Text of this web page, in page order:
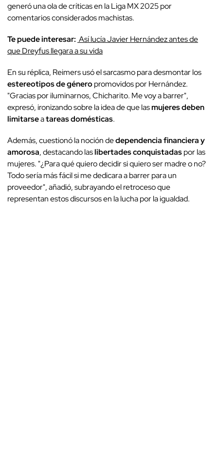
generó una ola de críticas en la Liga MX 2025 por
comentarios considerados machistas.
Te puede interesar: Así lucía Javier Hernández antes de
que Dreyfus llegara a su vida
En su réplica, Reimers usó el sarcasmo para desmontar los
estereotipos de géneropromovidos por Hernández.
"Gracias por iluminarnos, Chicharito. Me voy a barrer",
expresó, ironizando sobre la idea de que lasmujeres deben
limitarseatareas domésticas.
Además, cuestionó la noción dedependencia financiera y
amorosa, destacando laslibertades conquistadaspor las
mujeres. "¿Para qué quiero decidir si quiero ser madre o no?
Todo sería más fácil si me dedicara a barrer para un
proveedor", añadió, subrayando el retroceso que
representan estos discursos en la lucha por la igualdad.